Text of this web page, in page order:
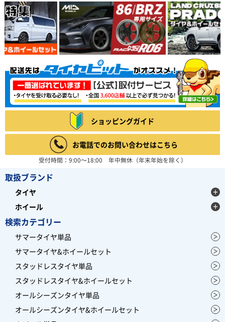
ショッピングガイド
お電話でのお問い合わせはこちら
受付時間：9:00～18:00 年中無休（年末年始を除く）
取扱ブランド
タイヤ
ホイール
検索カテゴリー
サマータイヤ単品
サマータイヤ&ホイールセット
スタッドレスタイヤ単品
スタッドレスタイヤ&ホイールセット
オールシーズンタイヤ単品
オールシーズンタイヤ&ホイールセット